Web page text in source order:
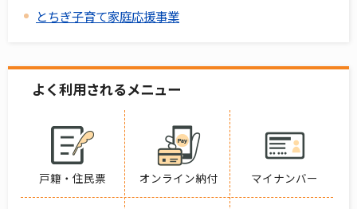
とちぎ子育て家庭応援事業
よく利用されるメニュー
戸籍・住民票 オンライン納付 マイナンバー